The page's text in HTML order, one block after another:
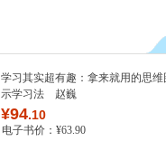
学习其实超有趣：拿来就用的思维
示学习法 赵巍
¥94.10
电子书价： ¥63.90